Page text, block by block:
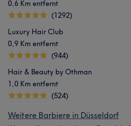
0,6 Km entfernt
(1292)
Luxury Hair Club
0,9 Km entfernt
(944)
Hair & Beauty by Othman
1,0 Km entfernt
(524)
Weitere Barbiere in Düsseldorf